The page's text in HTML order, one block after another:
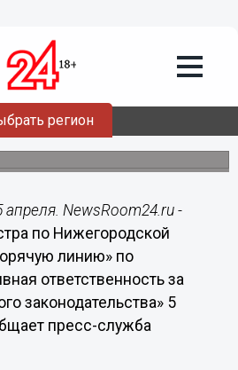
регион
об
за нарушения
принимаются с 10:00 до
NewsRoom24.ru -
по Нижегородской
линию» по
ответственность за
законодательства» 5
пресс-служба